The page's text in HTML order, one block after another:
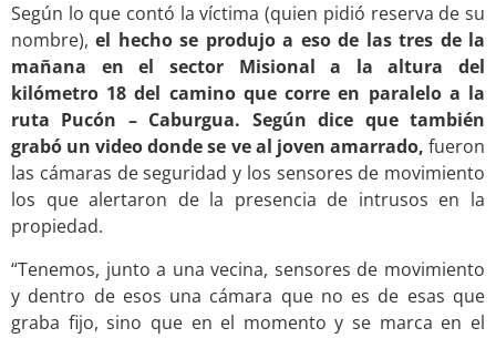
Según lo que contó la víctima (quien pidió reserva de su
nombre),el hecho se produjo a eso de las tres de la
mañana en el sector Misional a la altura del
kilómetro 18 del camino que corre en paralelo a la
ruta Pucón – Caburgua. Según dice que también
grabó un video donde se ve al joven amarrado, fueron
las cámaras de seguridad y los sensores de movimiento
los que alertaron de la presencia de intrusos en la
propiedad.
“Tenemos, junto a una vecina, sensores de movimiento
y dentro de esos una cámara que no es de esas que
graba fijo, sino que en el momento y se marca en el